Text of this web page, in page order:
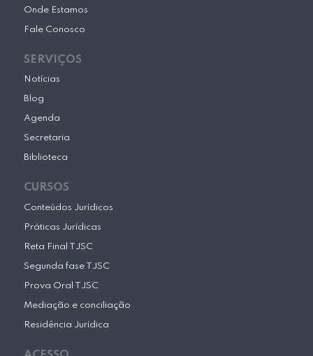
Onde Estamos
Fale Conosco
SERVIÇOS
Notícias
Blog
Agenda
Secretaria
Biblioteca
CURSOS
Conteúdos Jurídicos
Práticas Jurídicas
Reta Final TJSC
Segunda fase TJSC
Prova Oral TJSC
Mediação e conciliação
Residência Jurídica